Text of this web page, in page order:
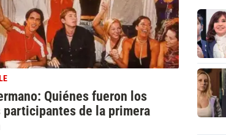
Quiénes fueron los
de la primera